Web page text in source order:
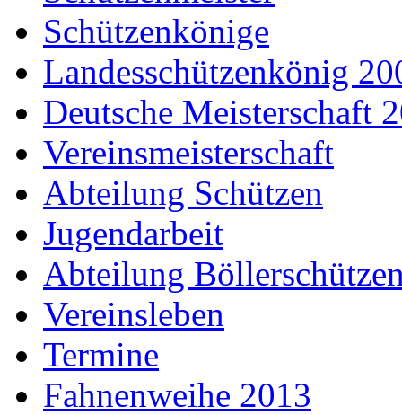
Schützenkönige
Landesschützenkönig
Deutsche Meisterschaft
Vereinsmeisterschaft
Abteilung Schützen
Jugendarbeit
Abteilung
Vereinsleben
Termine
Fahnenweihe 2013